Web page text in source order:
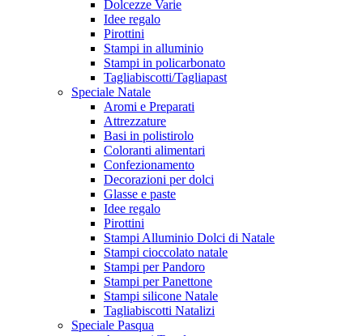
Dolcezze Varie
Idee regalo
Pirottini
Stampi in alluminio
Stampi in policarbonato
Tagliabiscotti/Tagliapast
Speciale Natale
Aromi e Preparati
Attrezzature
Basi in polistirolo
Coloranti alimentari
Confezionamento
Decorazioni per dolci
Glasse e paste
Idee regalo
Pirottini
Stampi Alluminio Dolci di Natale
Stampi cioccolato natale
Stampi per Pandoro
Stampi per Panettone
Stampi silicone Natale
Tagliabiscotti Natalizi
Speciale Pasqua